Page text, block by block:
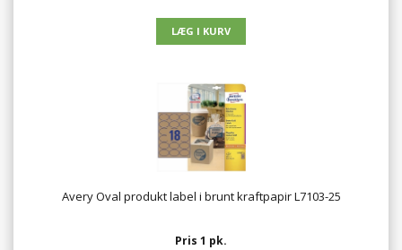
Avery Oval produkt label i brunt kraftpapir L7103-25
Pris 1 pk.